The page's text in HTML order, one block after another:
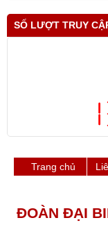
SỐ LƯỢT TRUY
Trang chủ
ĐOÀN ĐẠI